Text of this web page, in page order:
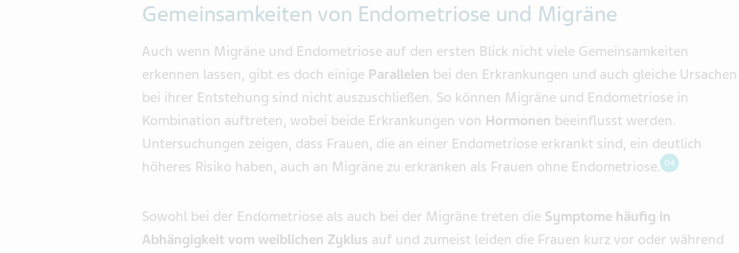
Gemeinsamkeiten von Endometriose und Migräne
Auch wenn Migräne und Endometriose auf den ersten Blick nicht viele Gemeinsamkeiten
erkennen lassen, gibt es doch einige Parallelen bei den Erkrankungen und auch gleiche Ursachen
bei ihrer Entstehung sind nicht auszuschließen. So können Migräne und Endometriose in
Kombination auftreten, wobei beide Erkrankungen von Hormonen beeinflusst werden.
Untersuchungen zeigen, dass Frauen, die an einer Endometriose erkrankt sind, ein deutlich
höheres Risiko haben, auch an Migräne zu erkranken als Frauen ohne Endometriose. 04
Sowohl bei der Endometriose als auch bei der Migräne treten die Symptome häufig in
Abhängigkeit vom weiblichen Zyklus auf und zumeist leiden die Frauen kurz vor oder während